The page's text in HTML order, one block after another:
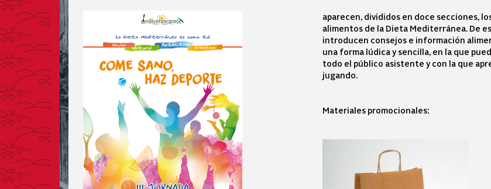
aparecen, divididos en doce secciones,
alimentos de la Dieta Mediterránea. De
introducen consejos e información
una forma lúdica y sencilla, en la que
todo el público asistente y con la que
jugando.
Materiales promocionales: